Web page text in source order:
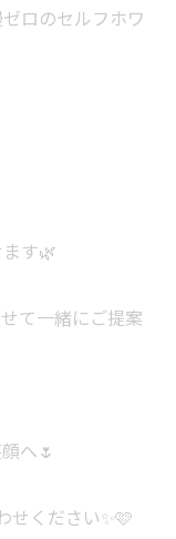
ロのセルフホワ
す🌿
て一緒にご提案
へ🌷
せください✨🩷